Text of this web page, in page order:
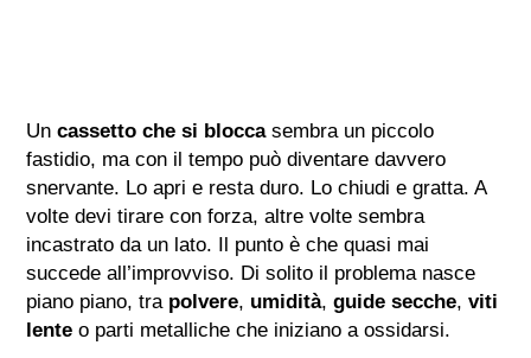
Uncassetto che si bloccasembra un piccolo
fastidio, ma con il tempo può diventare davvero
snervante. Lo apri e resta duro. Lo chiudi e gratta. A
volte devi tirare con forza, altre volte sembra
incastrato da un lato. Il punto è che quasi mai
succede all’improvviso. Di solito il problema nasce
piano piano, tra polvere, umidità,guide secche,viti
lente o parti metalliche che iniziano a ossidarsi.